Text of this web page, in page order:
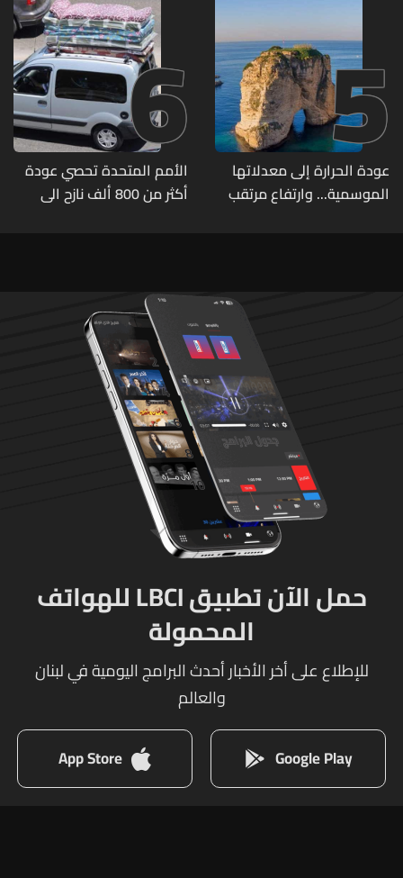
5
عودة الحرارة إلى معدلاتها
الموسمية... وارتفاع مرتقب
6
الأمم المتحدة تحصي عودة
أكثر من 800 ألف نازح الى
حمل الآن تطبيق LBCI للهواتف
المحمولة
للإطلاع على أخر الأخبار أحدث البرامج اليومية في لبنان
والعالم
Google Play
App Store